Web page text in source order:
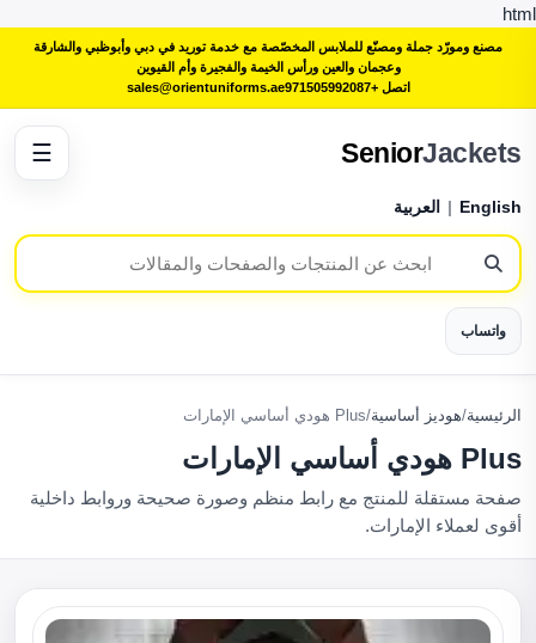
html
مصنع ومورّد جملة ومصنّع للملابس المخصّصة مع خدمة توريد في دبي وأبوظبي والشارقة
وعجمان والعين ورأس الخيمة والفجيرة وأم القيوين
اتصل +971505992087
sales@orientuniforms.ae
SeniorJackets
English
| العربية
واتساب
☰
الرئيسية/هوديز أساسية/Plus هودي أساسي الإمارات
Plus هودي أساسي الإمارات
صفحة مستقلة للمنتج مع رابط منظم وصورة صحيحة وروابط داخلية
أقوى لعملاء الإمارات.